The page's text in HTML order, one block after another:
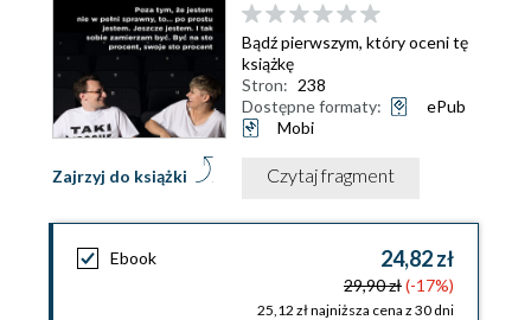
Zajrzyj do książki
Bądź pierwszym, który oceni tę
książkę
Stron: 238
Dostępne formaty:
ePub
Mobi
Czytaj fragment
Ebook 24,82 zł
29,90 zł(-17%)
25,12 zł najniższa cena z 30 dni